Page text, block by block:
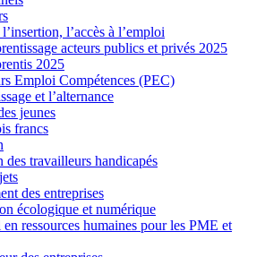
l’accès à l’emploi
acteurs publics et privés 2025
2025
Emploi Compétences (PEC)
et l’alternance
jeunes
francs
des travailleurs handicapés
des entreprises
écologique et numérique
ressources humaines pour les PME et